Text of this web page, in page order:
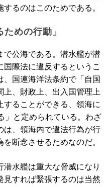
るのはこのためである。
めの行動」
公海である。潜水艦が潜
際法に違反するというこ
、国連海洋法条約で「自国
、財政上、出入国管理上
することができる、領海に
」と定められている。わざ
は、領海内で違法行為が行
断念させるためなのだ。
水艦は重大な脅威になり
見すれば緊張するのは当然